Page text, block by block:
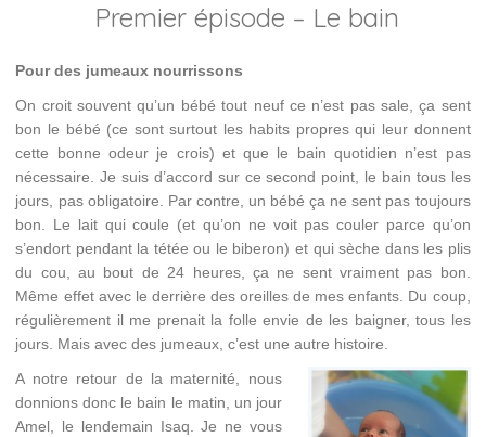
Premier épisode – Le bain
Pour des jumeaux nourrissons
On croit souvent qu’un bébé tout neuf ce n’est pas sale, ça sent
bon le bébé (ce sont surtout les habits propres qui leur donnent
cette bonne odeur je crois) et que le bain quotidien n’est pas
nécessaire. Je suis d’accord sur ce second point, le bain tous les
jours, pas obligatoire. Par contre, un bébé ça ne sent pas toujours
bon. Le lait qui coule (et qu’on ne voit pas couler parce qu’on
s’endort pendant la tétée ou le biberon) et qui sèche dans les plis
du cou, au bout de 24 heures, ça ne sent vraiment pas bon.
Même effet avec le derrière des oreilles de mes enfants. Du coup,
régulièrement il me prenait la folle envie de les baigner, tous les
jours. Mais avec des jumeaux, c’est une autre histoire.
A notre retour de la maternité, nous
donnions donc le bain le matin, un jour
Amel, le lendemain Isaq. Je ne vous